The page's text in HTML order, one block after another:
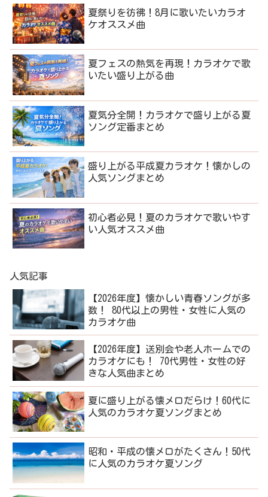
夏祭りを彷彿！8月に歌いたいカラオ
ケオススメ曲
夏フェスの熱気を再現！カラオケで歌
いたい盛り上がる曲
夏気分全開！カラオケで盛り上がる夏
ソング定番まとめ
盛り上がる平成夏カラオケ！懐かしの
人気ソングまとめ
初心者必見！夏のカラオケで歌いやす
い人気オススメ曲
人気記事
【2026年度】懐かしい青春ソングが多
数！ 80代以上の男性・女性に人気の
カラオケ曲
【2026年度】送別会や老人ホームでの
カラオケにも！ 70代男性・女性の好
きな人気曲まとめ
夏に盛り上がる懐メロだらけ！60代に
人気のカラオケ夏ソングまとめ
昭和・平成の懐メロがたくさん！50代
に人気のカラオケ夏ソング